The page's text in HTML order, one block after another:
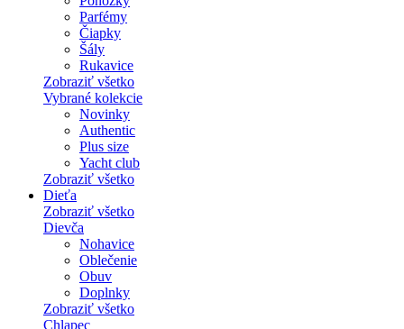
Parfémy
Čiapky
Šály
Rukavice
Zobraziť všetko
Vybrané kolekcie
Novinky
Authentic
Plus size
Yacht club
Zobraziť všetko
Dieťa
Zobraziť všetko
Dievča
Nohavice
Oblečenie
Obuv
Doplnky
Zobraziť všetko
Chlapec